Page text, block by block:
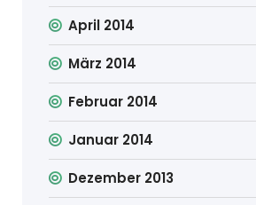
April 2014
März 2014
Februar 2014
Januar 2014
Dezember 2013